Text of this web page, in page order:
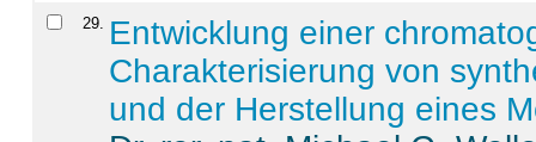
29. Entwicklung einer
Charakterisierung von
und der Herstellung eines